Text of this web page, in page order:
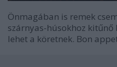
Önmagában is remek
szárnyas-húsokhoz kitűnő
lehet a köretnek. Bon